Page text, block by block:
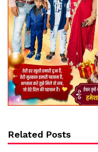
Related Posts